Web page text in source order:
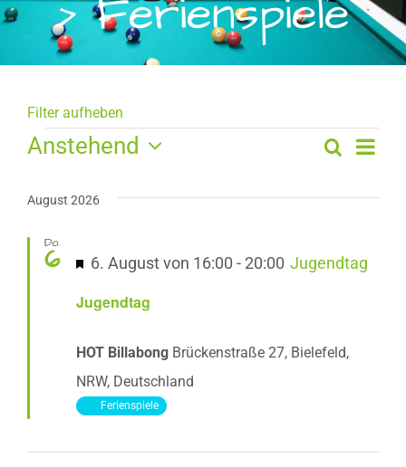
› Ferienspiele
Filter aufheben
Veranstaltungen Suche
Liste
Anstehend
wählen.
August 2026
Do.
6
Jugendtag
Hervorgehoben
6. August von 16:00 - 20:00 Jugendtag
HOT Billabong Brückenstraße 27, Bielefeld,
NRW, Deutschland
Ferienspiele